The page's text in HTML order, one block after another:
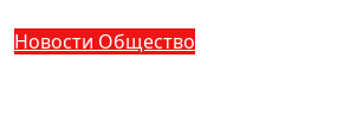
Новости Общество